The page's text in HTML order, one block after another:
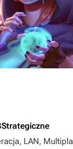
Strategiczne
LAN,